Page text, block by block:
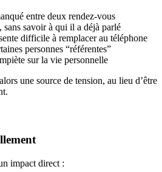
entre deux rendez-vous
savoir à qui il a déjà parlé
difficile à remplacer au téléphone
personnes “référentes”
sur la vie personnelle
une source de tension, au lieu d’être
impact direct :